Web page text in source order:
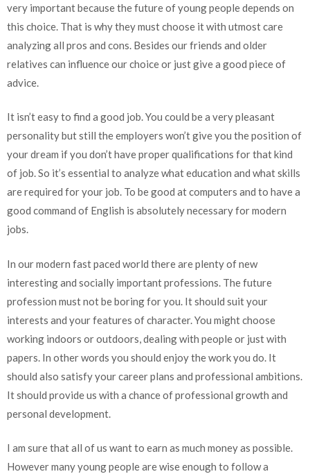
very important because the future of young people depends on
this choice. That is why they must choose it with utmost care
analyzing all pros and cons. Besides our friends and older
relatives can influence our choice or just give a good piece of
advice.
It isn’t easy to find a good job. You could be a very pleasant
personality but still the employers won’t give you the position of
your dream if you don’t have proper qualifications for that kind
of job. So it’s essential to analyze what education and what skills
are required for your job. To be good at computers and to have a
good command of English is absolutely necessary for modern
jobs.
In our modern fast paced world there are plenty of new
interesting and socially important professions. The future
profession must not be boring for you. It should suit your
interests and your features of character. You might choose
working indoors or outdoors, dealing with people or just with
papers. In other words you should enjoy the work you do. It
should also satisfy your career plans and professional ambitions.
It should provide us with a chance of professional growth and
personal development.
I am sure that all of us want to earn as much money as possible.
However many young people are wise enough to follow a